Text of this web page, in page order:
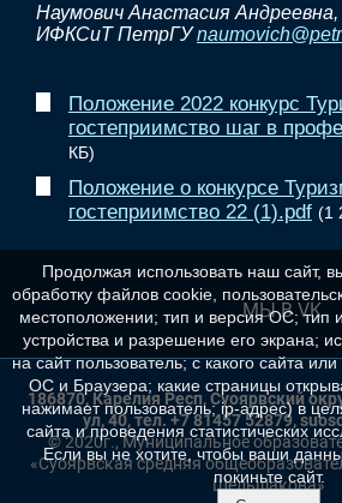
Наумович Анастасия
ИФКСиТ ПетрГУ
Положение 2022 конкурс
гостеприимство шаг в
КБ)
Положение о конкурсе
гостеприимство 22 (1).pdf (1
МЫ В VK
186870, Карелия Респ, Суоярвский
ул, 40, тел. +7 81457 52879,
© 2020г., Муниципальное
«Суоярвская средняя
Шельшакова»
Продолжая использовать наш сайт,
обработку файлов cookie,
местоположении; тип и версия ОС; тип
устройства и разрешение его экрана;
на сайт пользователь; с какого сайта
ОС и Браузера; какие страницы
нажимает пользователь; ip-адрес) в
сайта и проведения статистических
Если вы не хотите, чтобы ваши
покиньте сайт.